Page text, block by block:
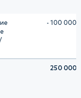
- 100 000
250 000